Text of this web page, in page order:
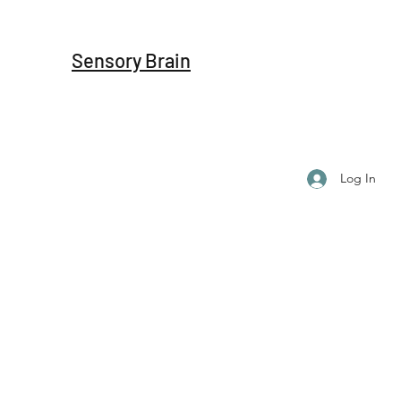
Sensory Brain
Log In